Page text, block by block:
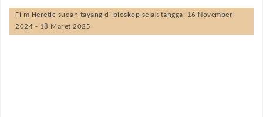
Film Heretic sudah tayang di bioskop sejak tanggal 16 November
2024 - 18 Maret 2025